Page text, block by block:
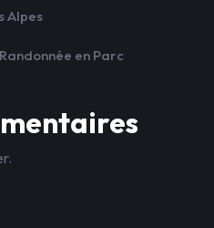
Alpes
en Parc